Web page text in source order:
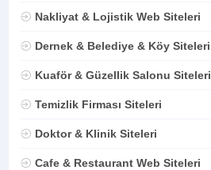
Nakliyat & Lojistik Web Siteleri
Dernek & Belediye & Köy Siteleri
Kuaför & Güzellik Salonu Siteleri
Temizlik Firması Siteleri
Doktor & Klinik Siteleri
Cafe & Restaurant Web Siteleri